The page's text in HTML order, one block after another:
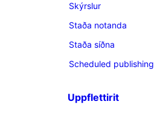
Skýrslur
Staða notanda
Staða síðna
Scheduled publishing
Uppflettirit